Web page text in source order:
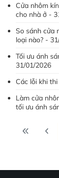
Cửa nhôm
cho nhà ở -
So sánh cửa
loại nào? -
Tối ưu ánh
31/01/2026
Các lỗi khi
Làm cửa
tối ưu ánh